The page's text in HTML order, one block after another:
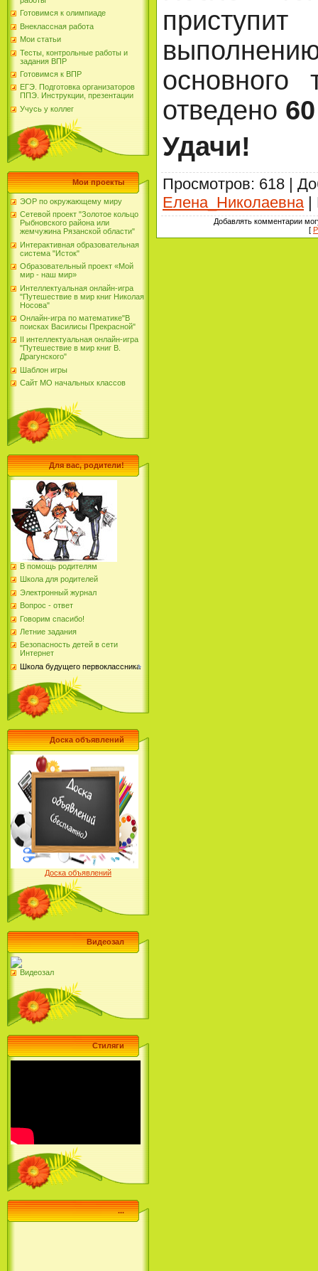
Готовимся к олимпиаде
Внеклассная работа
Мои статьи
Тесты, контрольные работы и
задания ВПР
Готовимся к ВПР
ЕГЭ. Подготовка организаторов
ППЭ. Инструкции, презентации
Учусь у коллег
Мои проекты
ЭОР по окружающему миру
Сетевой проект "Золотое кольцо
Рыбновского района или
жемчужина Рязанской области"
Интерактивная образовательная
система "Исток"
Образовательный проект «Мой
мир - наш мир»
Интеллектуальная онлайн-игра
"Путешествие в мир книг Николая
Носова"
Онлайн-игра по математике"В
поисках Василисы Прекрасной"
II интеллектуальная онлайн-игра
"Путешествие в мир книг В.
Драгунского"
Шаблон игры
Сайт МО начальных классов
Для вас, родители!
В помощь родителям
Школа для родителей
Электронный журнал
Вопрос - ответ
Говорим спасибо!
Летние задания
Безопасность детей в сети
Интернет
Школа будущего первоклассника
Доска объявлений
Доска объявлений
Видеозал
Видеозал
Стиляги
...
основного
отведено
Удачи!
Просмотров: 618 |
Елена_Николаевна |
Добавлять комментарии
[